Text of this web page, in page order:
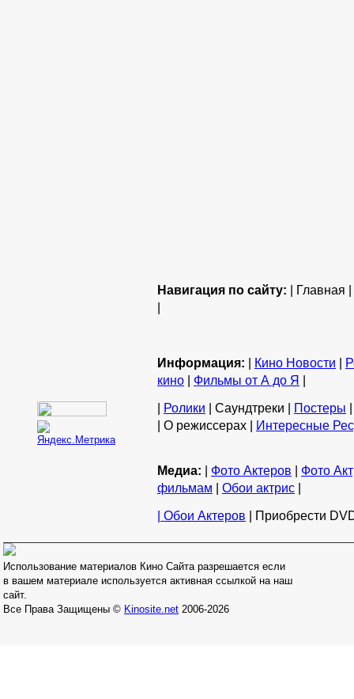
Навигация по сайту: | Главная |
|
Информация: | Кино Новости |
кино | Фильмы от А до Я |
| Ролики | Саундтреки | Постеры
| О режиссерах | Интересные
Медиа: | Фото Актеров | Фото
фильмам | Обои актрис |
| Обои Актеров | Приобрести
Использование материалов Кино Сайта разрешается если
в вашем материале используется активная ссылкой на наш
сайт.
Все Права Защищены © Kinosite.net 2006-2026